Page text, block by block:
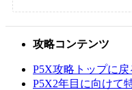
攻略コンテンツ
P5X攻略トップに戻
P5X2年目に向けて